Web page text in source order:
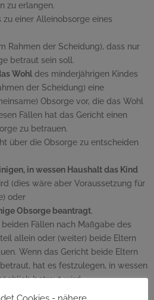
zu erlangen.
zu einer Alleinobsorge eines
Rahmen der Scheidung), dass nur
betraut sein soll.
Wohl des minderjährigen Kindes
der Scheidung) eine
Obsorge vor, die das Wohl
Fällen hat das Gericht einen
zu betrauen.
über die Obsorge zu entscheiden
in wessen Haushalt das Kind
(dies wäre aber Voraussetzung für
oder
Obsorge beantragt.
Fällen nach Maßgabe des
allein oder (weiter) beide Eltern
Wenn das Gericht beide Eltern
hat es festzulegen, in wessen
betreut wird.
dann, wenn die miteinander
Cookies - nähere